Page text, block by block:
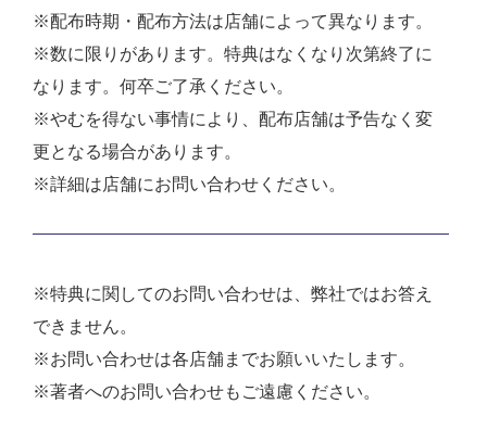
※配布時期・配布方法は店舗によって異なります。
※数に限りがあります。特典はなくなり次第終了に
なります。何卒ご了承ください。
※やむを得ない事情により、配布店舗は予告なく変
更となる場合があります。
※詳細は店舗にお問い合わせください。
※特典に関してのお問い合わせは、弊社ではお答え
できません。
※お問い合わせは各店舗までお願いいたします。
※著者へのお問い合わせもご遠慮ください。